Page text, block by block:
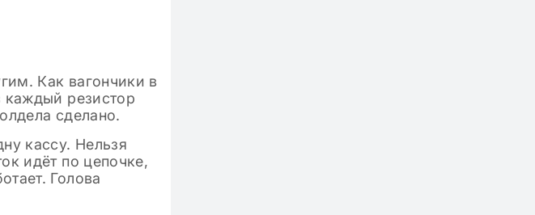
Как вагончики в
каждый резистор
сделано.
кассу. Нельзя
идёт по цепочке,
Голова